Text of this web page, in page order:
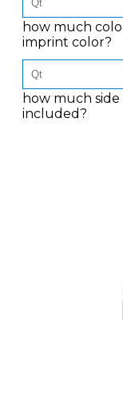
how much
imprint color?
how much
included?